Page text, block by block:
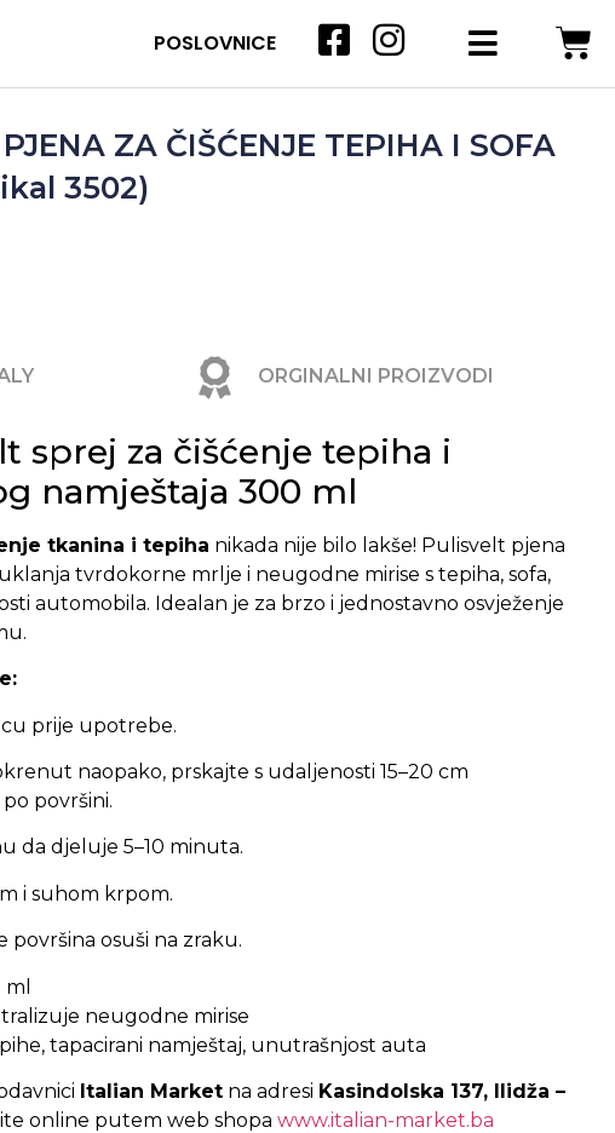
POSLOVNICE
ZA ČIŠĆENJE TEPIHA I SOFA
3502)
ORGINALNI PROIZVODI
sprej za čišćenje tepiha i
namještaja 300 ml
tkanina i tepiha nikada nije bilo lakše! Pulisvelt pjena
tvrdokorne mrlje i neugodne mirise s tepiha, sofa,
automobila. Idealan je za brzo i jednostavno osvježenje
prije upotrebe.
naopako, prskajte s udaljenosti 15–20 cm
površini.
da djeluje 5–10 minuta.
i suhom krpom.
površina osuši na zraku.
neugodne mirise
tapacirani namještaj, unutrašnjost auta
Italian Market na adresi Kasindolska 137, Ilidža –
online putem web shopa www.italian-market.ba